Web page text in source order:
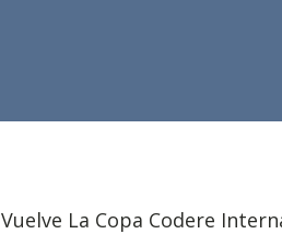
Vuelve La Copa Codere